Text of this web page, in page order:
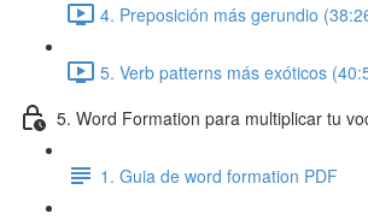
4. Preposición más gerundio
5. Verb patterns más exóticos
5. Word Formation para multiplicar tu
1. Guia de word formation PDF